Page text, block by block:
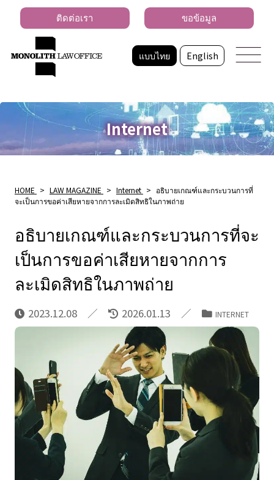
แบบไทย English
ติดต่อเรา ขอข้อมูล
Internet
HOME > LAW MAGAZINE > Internet > อธิบายเกณฑ์และกระบวนการที่
จะเป็นการขอค่าเสียหายจากการละเมิดสิทธิในภาพถ่าย
อธิบายเกณฑ์และกระบวนการที่จะ
เป็นการขอค่าเสียหายจากการ
ละเมิดสิทธิในภาพถ่าย
2023.12.08 2026.01.13 INTERNET